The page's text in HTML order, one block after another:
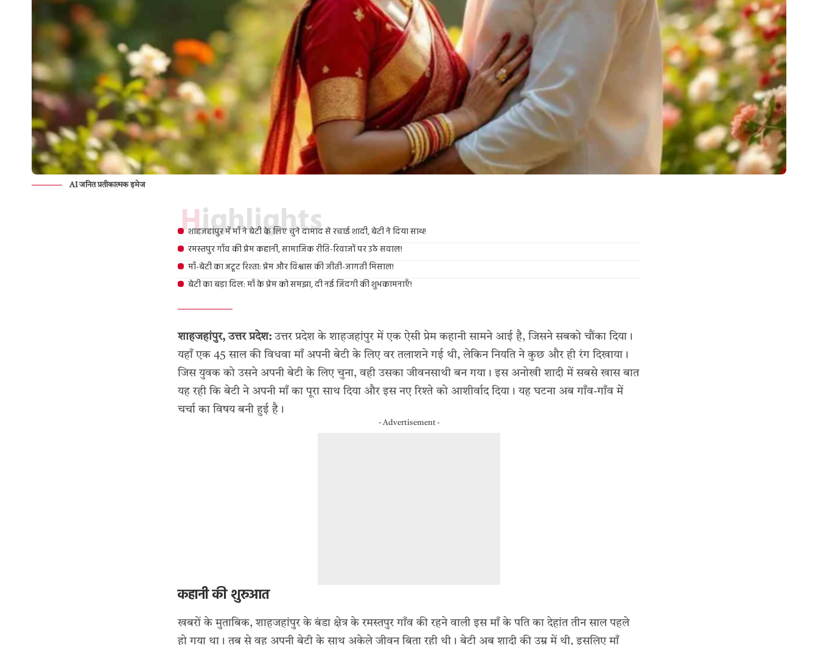
AI जनित प्रतीकात्मक इमेज
Highlights
शाहजहांपुर में माँ ने बेटी के लिए चुने दामाद से रचाई शादी, बेटी ने दिया साथ!
रमस्तपुर गाँव की प्रेम कहानी, सामाजिक रीति-रिवाजों पर उठे सवाल!
माँ-बेटी का अटूट रिश्ता: प्रेम और विश्वास की जीती-जागती मिसाल!
बेटी का बड़ा दिल: माँ के प्रेम को समझा, दी नई जिंदगी की शुभकामनाएँ!
शाहजहांपुर, उत्तर प्रदेश: उत्तर प्रदेश के शाहजहांपुर में एक ऐसी प्रेम कहानी सामने आई है, जिसने सबको चौंका दिया।
यहाँ एक 45 साल की विधवा माँ अपनी बेटी के लिए वर तलाशने गई थी, लेकिन नियति ने कुछ और ही रंग दिखाया।
जिस युवक को उसने अपनी बेटी के लिए चुना, वही उसका जीवनसाथी बन गया। इस अनोखी शादी में सबसे खास बात
यह रही कि बेटी ने अपनी माँ का पूरा साथ दिया और इस नए रिश्ते को आशीर्वाद दिया। यह घटना अब गाँव-गाँव में
चर्चा का विषय बनी हुई है।
- Advertisement -
कहानी की शुरुआत
खबरों के मुताबिक, शाहजहांपुर के बंडा क्षेत्र के रमस्तपुर गाँव की रहने वाली इस माँ के पति का देहांत तीन साल पहले
हो गया था। तब से वह अपनी बेटी के साथ अकेले जीवन बिता रही थी। बेटी अब शादी की उम्र में थी, इसलिए माँ